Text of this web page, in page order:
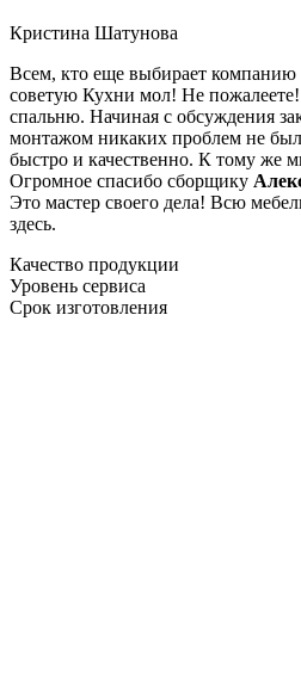
Кристина Шатунова
Всем, кто еще выбирает компанию
советую Кухни мол! Не
спальню. Начиная с обсуждения
монтажом никаких проблем не
быстро и качественно. К тому же
Огромное спасибо сборщику
Это мастер своего дела! Всю
здесь.
Качество продукции
Уровень сервиса
Срок изготовления